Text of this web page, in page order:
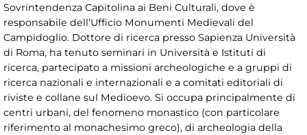
Sovrintendenza Capitolina ai Beni Culturali, dove è
responsabile dell’Ufficio Monumenti Medievali del
Campidoglio. Dottore di ricerca presso Sapienza Università
di Roma, ha tenuto seminari in Università e Istituti di
ricerca, partecipato a missioni archeologiche e a gruppi di
ricerca nazionali e internazionali e a comitati editoriali di
riviste e collane sul Medioevo. Si occupa principalmente di
centri urbani, del fenomeno monastico (con particolare
riferimento al monachesimo greco), di archeologia della